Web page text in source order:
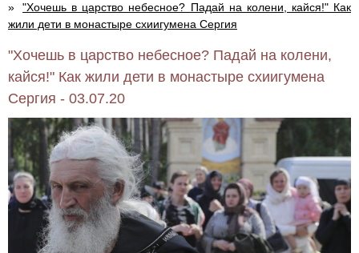
»
"Хочешь в царство небесное? Падай на колени, кайся!" Как
жили дети в монастыре схиигумена Сергия
"Хочешь в царство небесное? Падай на колени,
кайся!" Как жили дети в монастыре схиигумена
Сергия - 03.07.20